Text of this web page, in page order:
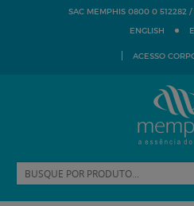
SAC MEMPHIS 0800 0 512282 /
ENGLISH
ACESSO